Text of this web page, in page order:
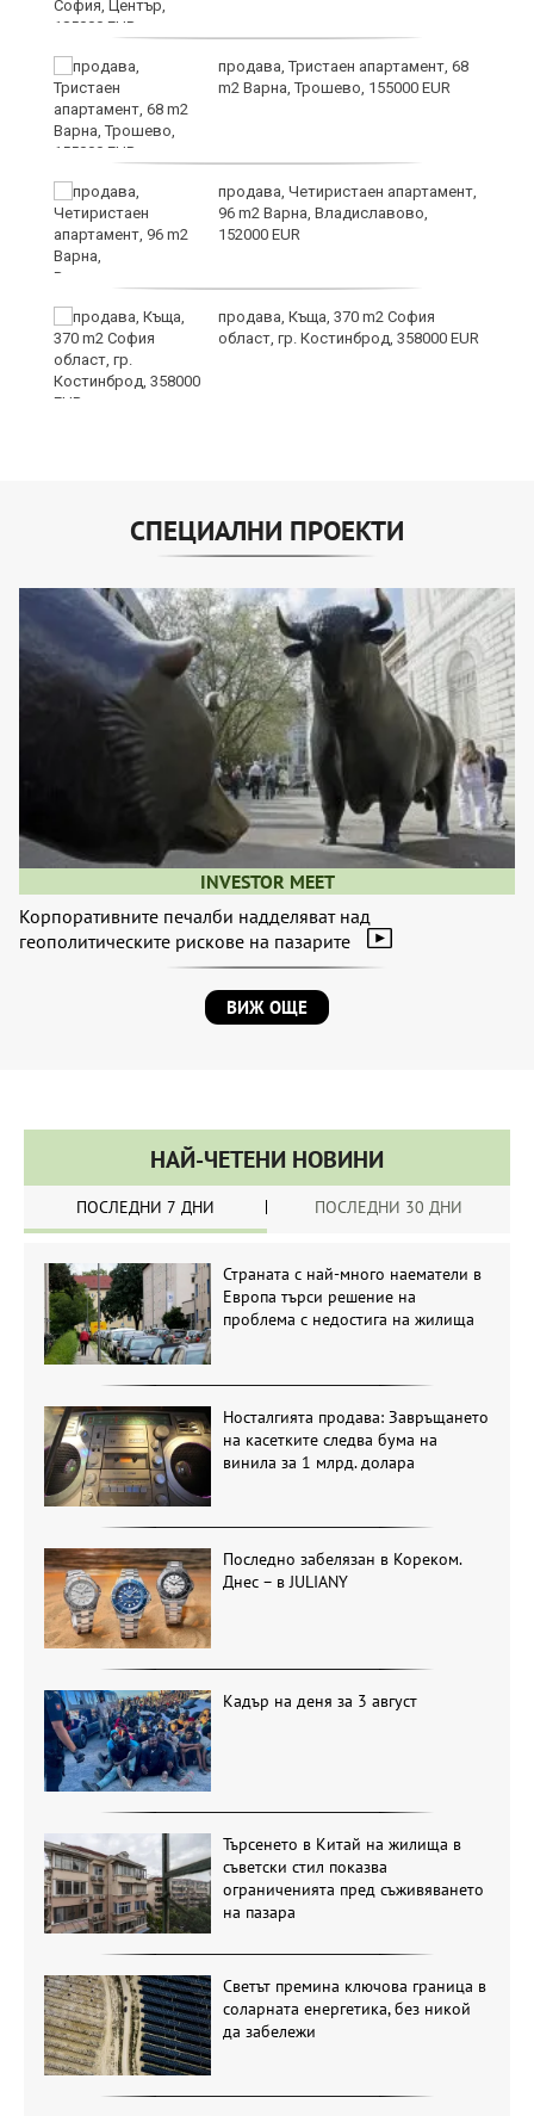
продава, Тристаен апартамент, 68
m2 Варна, Трошево, 155000 EUR
продава, Четиристаен апартамент,
96 m2 Варна, Владиславово,
152000 EUR
продава, Къща, 370 m2 София
област, гр. Костинброд, 358000 EUR
СПЕЦИАЛНИ ПРОЕКТИ
INVESTOR MEET
Корпоративните печалби надделяват над
геополитическите рискове на пазарите
ВИЖ ОЩЕ
НАЙ-ЧЕТЕНИ НОВИНИ
ПОСЛЕДНИ 7 ДНИ ПОСЛЕДНИ 30 ДНИ
Страната с най-много наематели в
Европа търси решение на
проблема с недостига на жилища
Носталгията продава: Завръщането
на касетките следва бума на
винила за 1 млрд. долара
Последно забелязан в Кореком.
Днес – в JULIANY
Кадър на деня за 3 август
Търсенето в Китай на жилища в
съветски стил показва
ограниченията пред съживяването
на пазара
Светът премина ключова граница в
соларната енергетика, без никой
да забележи